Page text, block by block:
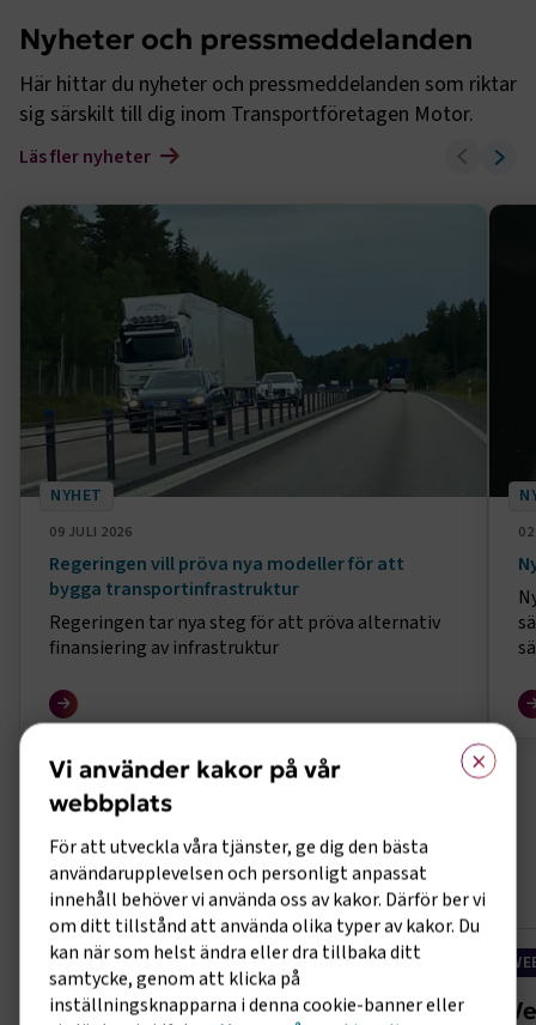
Nyheter och pressmeddelanden
Här hittar du nyheter och pressmeddelanden som riktar
sig särskilt till dig inom Transportföretagen Motor.
Läs fler nyheter
NYHET
09 JULI 2026
Regeringen vill pröva nya modeller för att
bygga transportinfrastruktur
Regeringen tar nya steg för att pröva alternativ
finansiering av infrastruktur
Utbildningar och event
Till alla utbildningar och event
UTBILDNING
Arbetsrättslig grundkurs
×
Vi använder kakor på vår
webbplats
För att utveckla våra tjänster, ge dig den bästa
användarupplevelsen och personligt anpassat
innehåll behöver vi använda oss av kakor. Därför ber vi
om ditt tillstånd att använda olika typer av kakor. Du
kan när som helst ändra eller dra tillbaka ditt
samtycke, genom att klicka på
inställningsknapparna i denna cookie-banner eller